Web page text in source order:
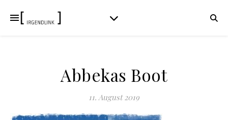
Abbekas Boot
11. August 2019